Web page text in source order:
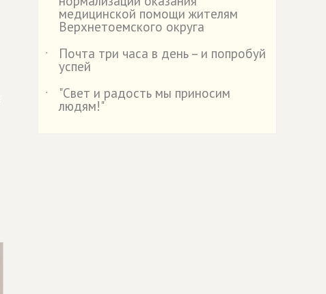
медицинской помощи жителям
Верхнетоемского округа
˙
Почта три часа в день – и попробуй
успей
˙
"Свет и радость мы приносим
людям!"